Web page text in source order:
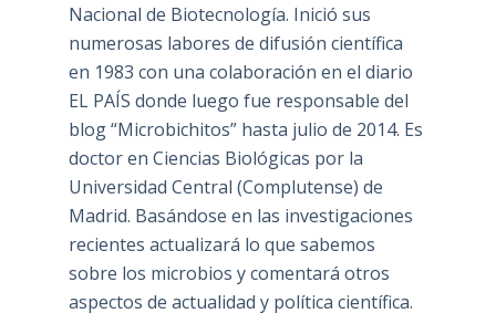
Nacional de Biotecnología. Inició sus
numerosas labores de difusión científica
en 1983 con una colaboración en el diario
EL PAÍS donde luego fue responsable del
blog “Microbichitos” hasta julio de 2014. Es
doctor en Ciencias Biológicas por la
Universidad Central (Complutense) de
Madrid. Basándose en las investigaciones
recientes actualizará lo que sabemos
sobre los microbios y comentará otros
aspectos de actualidad y política científica.